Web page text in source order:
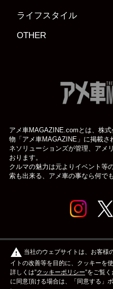
ライフスタイル
OTHER
アメ車MAGAZINE.comとは、株
物「アメ車MAGAZINE」に掲載さ
ネソリューションズが管理、アメ
おります。
クルマの魅力は元よりイベント等
索も出来る、アメ車の事なら何で
© アメ車のWEBマガジン ア
ボディタイプ メ
warning 当社のウェブサイトは、お客様
イトの改善等を目的に、クッキーを
詳しくは”クッキーポリシー”をご覧
に同意頂ける場合は、「同意する」